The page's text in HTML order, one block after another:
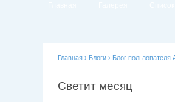
Главная › Блоги › Блог пользователя
Светит месяц